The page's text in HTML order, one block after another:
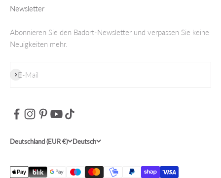
Newsletter
Abonnieren Sie den Badort-Newsletter und verpassen Sie keine
Neuigkeiten mehr.
E-Mail
Abonnieren
Deutschland (EUR €) Deutsch